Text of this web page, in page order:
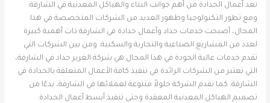
تعد أعمال الحدادة من أهم جوانب البناء والهياكل المعدنية في الشارقة.
ومع تطور التكنولوجيا وظهور العديد من الشركات المتخصصة في هذا
المجال، أصبحت خدمات حداد وأعمال حدادة في الشارقة ذات أهمية كبيرة
لعدد من المشاريع الصناعية والتجارية والسكنية. ومن بين الشركات التي
تقدم خدمات عالية الجودة في هذا المجال هي شركة الغرير حداد في الشارقة،
التي تعتبر من الشركات الرائدة في تنفيذ كافة الأعمال المتعلقة بالحدادة في
الشارقة. كما تقدم الشركة حلولاً متنوعة لعملائها في الشارقة، بدءًا من
تصميم الهياكل المعدنية المعقدة وحتى تنفيذ أبسط أعمال الحدادة.